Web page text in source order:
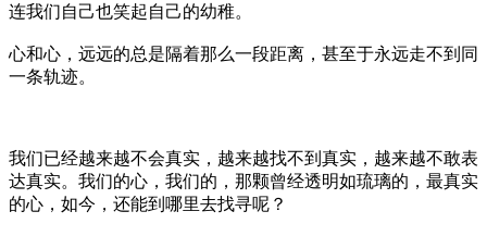
连我们自己也笑起自己的幼稚。
心和心，远远的总是隔着那么一段距离，甚至于永远走不到同
一条轨迹。
我们已经越来越不会真实，越来越找不到真实，越来越不敢表
达真实。我们的心，我们的，那颗曾经透明如琉璃的，最真实
的心，如今，还能到哪里去找寻呢？